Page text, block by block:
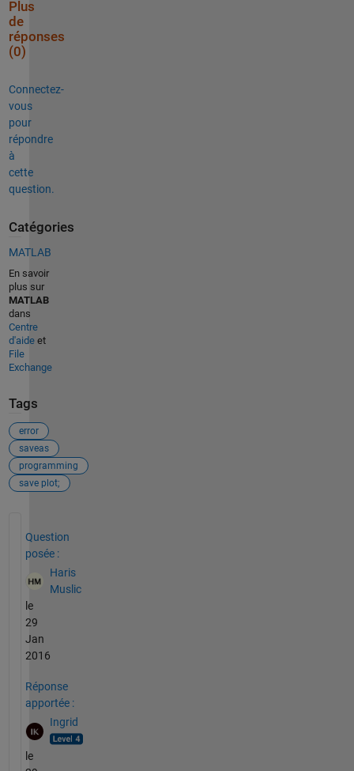
Plus
de
réponses
(0)
Connectez-
vous
pour
répondre
à
cette
question.
Catégories
MATLAB
En savoir
plus sur
MATLAB
dans
Centre
d'aideet
File
Exchange
Tags
error
saveas
programming
save plot;
Question
posée :
Haris
Muslic
le
29
Jan
2016
Réponse
apportée :
Ingrid
le